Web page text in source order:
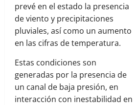
prevé en el estado la presencia
de viento y precipitaciones
pluviales, así como un aumento
en las cifras de temperatura.
Estas condiciones son
generadas por la presencia de
un canal de baja presión, en
interacción con inestabilidad en